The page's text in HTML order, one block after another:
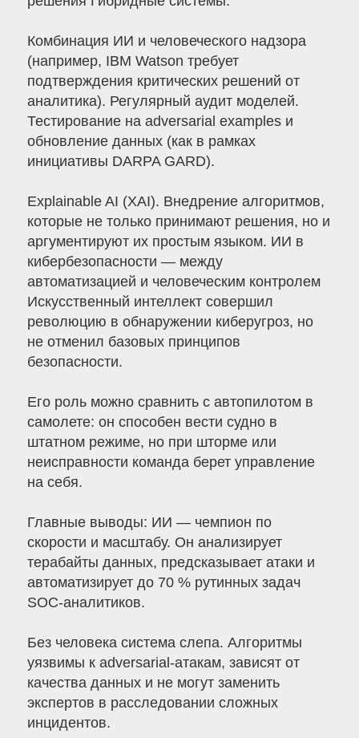
Комбинация ИИ и человеческого надзора
(например, IBM Watson требует
подтверждения критических решений от
аналитика). Регулярный аудит моделей.
Тестирование на adversarial examples и
обновление данных (как в рамках
инициативы DARPA GARD).
Explainable AI (XAI). Внедрение алгоритмов,
которые не только принимают решения, но и
аргументируют их простым языком. ИИ в
кибербезопасности — между
автоматизацией и человеческим контролем
Искусственный интеллект совершил
революцию в обнаружении киберугроз, но
не отменил базовых принципов
безопасности.
Его роль можно сравнить с автопилотом в
самолете: он способен вести судно в
штатном режиме, но при шторме или
неисправности команда берет управление
на себя.
Главные выводы: ИИ — чемпион по
скорости и масштабу. Он анализирует
терабайты данных, предсказывает атаки и
автоматизирует до 70 % рутинных задач
SOC-аналитиков.
Без человека система слепа. Алгоритмы
уязвимы к adversarial-атакам, зависят от
качества данных и не могут заменить
экспертов в расследовании сложных
инцидентов.